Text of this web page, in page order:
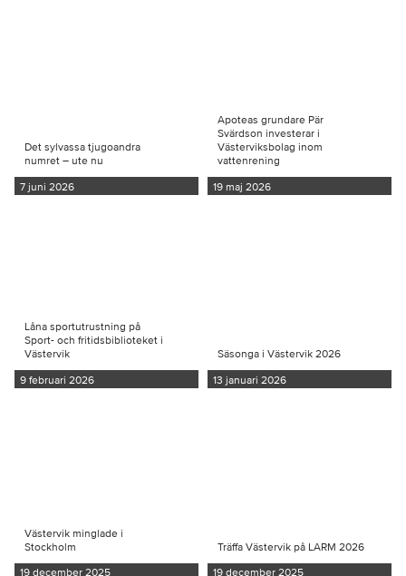
Det sylvassa tjugoandra
numret – ute nu
7 juni 2026
Apoteas grundare Pär
Svärdson investerar i
Västerviksbolag inom
vattenrening
19 maj 2026
Låna sportutrustning på
Sport- och fritidsbiblioteket i
Västervik
9 februari 2026
Säsonga i Västervik 2026
13 januari 2026
Västervik minglade i
Stockholm
19 december 2025
Träffa Västervik på LARM 2026
19 december 2025